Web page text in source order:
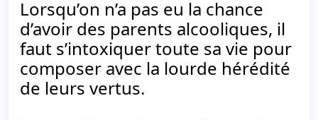
Lorsqu’on n’a pas eu la chance
d’avoir des parents alcooliques, il
faut s’intoxiquer toute sa vie pour
composer avec la lourde hérédité
de leurs vertus.